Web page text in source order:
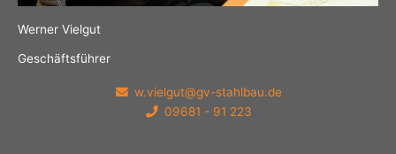
Werner Vielgut
Geschäftsführer
w.vielgut@gv-stahlbau.de
09681 - 91 223